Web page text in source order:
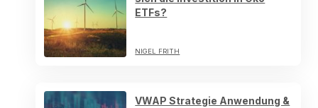
ETFs?
NIGEL FRITH
VWAP Strategie Anwendung &